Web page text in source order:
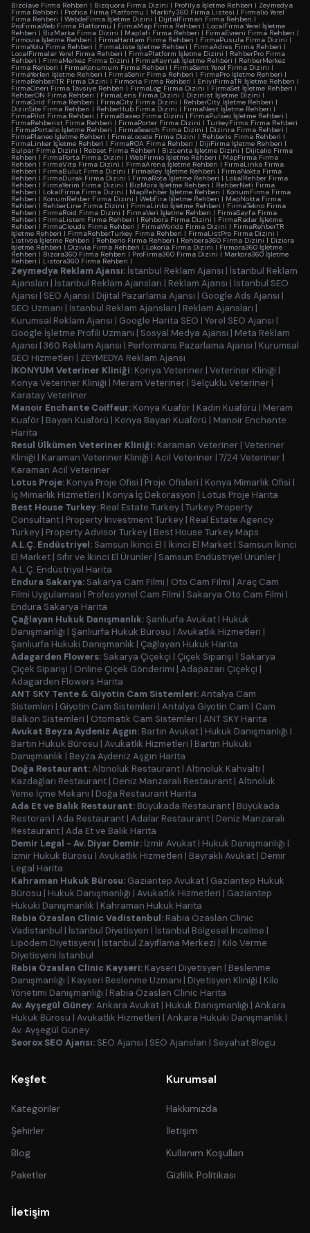
Bizclave Firma Rehberi | Bizquora Firma Dizini | Profilya İşletme Rehberi | Zeymedya
Firma Rehberi | Profica Firma Platformu | Markify360 Firma Listesi | Firmalio Yerel
Firma Rehberi | WebdeFirma İşletme Dizini | DijitalFirman Firma Rehberi |
ProFirmaWeb Firma Platformu | FirmaMap Firma Rehberi | LocalFirma Yerel İşletme
Rehberi | BizMarka Firma Dizini | Maplafi Firma Rehberi | FirmaEvreni Firma Rehberi |
Firmovia İşletme Rehberi | FirmaHaritam Firma Rehberi | FirmaPusula Firma Dizini |
FirmaYolu Firma Rehberi | FirmaListe İşletme Rehberi | FirmaAdres Firma Rehberi |
LocalFirmalar Yerel Firma Rehberi | FirmaPlatform İşletme Dizini | RehberPro Firma
Rehberi | FirmaMerkez Firma Dizini | FirmaKaynak İşletme Rehberi | RehberMerkez
Firma Rehberi | FirmaKonumum Firma Rehberi | FirmaSemt Yerel Firma Dizini |
FirmaYerleri İşletme Rehberi | FirmaSehir Firma Rehberi | FirmaPro İşletme Rehberi |
FirmaRehberiTR Firma Dizini | Firmoria Firma Rehberi | EniyiFirmaTR İşletme Rehberi |
FirmaOneri Firma Tavsiye Rehberi | FirmaLog Firma Dizini |FirmaSet İşletme Rehberi |
RehberON Firma Rehberi | FirmaLens Firma Dizini | Dizinist İşletme Dizini |
FirmaGrid Firma Rehberi | FirmaCity Firma Dizini | RehberCity İşletme Rehberi |
DizinSite Firma Rehberi | RehberHub Firma Dizini | FirmaNest İşletme Rehberi |
FirmaPilot Firma Rehberi | FirmaBaseo Firma Dizini | FirmaPulseo İşletme Rehberi |
FirmaRehberist Firma Rehberi | FirmaPorter Firma Dizini | TurkeyFirms Firma Rehberi
| FirmaPortalio İşletme Rehberi | FirmaSearch Firma Dizini | Dizinra Firma Rehberi |
FirmaPlaneo İşletme Rehberi | FirmaLocate Firma Dizini | Rehberis Firma Rehberi |
FirmaLinker İşletme Rehberi | FirmaROA Firma Rehberi | DijiFirma İşletme Rehberi |
Bulpar Firma Dizini | Rebset Firma Rehberi | BizLenta İşletme Dizini | Dijitalio Firma
Rehberi | FirmaPorta Firma Dizini | WebFirmio İşletme Rehberi | MapFirma Firma
Rehberi | FirmaVita Firma Dizini | FirmaArena İşletme Rehberi | FirmaLinka Firma
Rehberi | FirmaBulut Firma Dizini | FirmaKey İşletme Rehberi | FirmaNokta Firma
Rehberi | FirmaDurak Firma Dizini | FirmaRota İşletme Rehberi | LokalRehber Firma
Rehberi | FirmaYerim Firma Dizini | BizMora İşletme Rehberi | RehberNeti Firma
Rehberi | LokalFirma Firma Dizini | MapRehber İşletme Rehberi | KonumFirma Firma
Rehberi | KonumRehber Firma Dizini | WebFira İşletme Rehberi | MapNokta Firma
Rehberi | RehberLine Firma Dizini | FirmaLinko İşletme Rehberi | FirmaTekno Firma
Rehberi | FirmaRoid Firma Dizini | FirmaVeri İşletme Rehberi | FirmaSayfa Firma
Rehberi | FirmaListem Firma Rehberi | Rehbora Firma Dizini | FirmaRadar İşletme
Rehberi | FirmaClouds Firma Rehberi | FirmaWorlds Firma Dizini | FirmaRehberTR
İşletme Rehberi | FirmaRehberTurkey Firma Rehberi | FirmaListPro Firma Dizini |
Listivoa İşletme Rehberi | Rehberio Firma Rehberi | Rehbera360 Firma Dizini | Diziora
İşletme Rehberi | Dizivia Firma Rehberi | Lokoria Firma Dizini | Firmora360 İşletme
Rehberi | Bizora360 Firma Rehberi | ProFirma360 Firma Dizini | Markora360 İşletme
Rehberi | Listora360 Firma Rehberi |
Zeymedya Reklam Ajansı: İstanbul Reklam Ajansı | İstanbul Reklam
Ajansları | İstanbul Reklam Ajansları | Reklam Ajansı | İstanbul SEO
Ajansı | SEO Ajansı | Dijital Pazarlama Ajansı | Google Ads Ajansı |
SEO Uzmanı | İstanbul Reklam Ajansları | Reklam Ajansları |
Kurumsal Reklam Ajansı | Google Harita SEO | Yerel SEO Ajansı |
Google İşletme Profili Uzmanı | Sosyal Medya Ajansı | Meta Reklam
Ajansı | 360 Reklam Ajansı | Performans Pazarlama Ajansı | Kurumsal
SEO Hizmetleri | ZEYMEDYA Reklam Ajansı
İKONYUM Veteriner Kliniği: Konya Veteriner | Veteriner Kliniği |
Konya Veteriner Kliniği | Meram Veteriner | Selçuklu Veteriner |
Karatay Veteriner
Manoir Enchante Coiffeur: Konya Kuaför | Kadın Kuaförü | Meram
Kuaför | Bayan Kuaförü | Konya Bayan Kuaförü | Manoir Enchante
Harita
Resul Ülkümen Veteriner Kliniği: Karaman Veteriner | Veteriner
Kliniği | Karaman Veteriner Kliniği | Acil Veteriner | 7/24 Veteriner |
Karaman Acil Veteriner
Lotus Proje: Konya Proje Ofisi | Proje Ofisleri | Konya Mimarlık Ofisi |
İç Mimarlık Hizmetleri | Konya İç Dekorasyon | Lotus Proje Harita
Best House Turkey: Real Estate Turkey | Turkey Property
Consultant | Property Investment Turkey | Real Estate Agency
Turkey | Property Advisor Turkey | Best House Turkey Maps
A.L.Ç. Endüstriyel: Samsun İkinci El | İkinci El Market | Samsun İkinci
El Market | Sıfır ve İkinci El Ürünler | Samsun Endüstriyel Ürünler |
A.L.Ç. Endüstriyel Harita
Endura Sakarya: Sakarya Cam Filmi | Oto Cam Filmi | Araç Cam
Filmi Uygulaması | Profesyonel Cam Filmi | Sakarya Oto Cam Filmi |
Endura Sakarya Harita
Çağlayan Hukuk Danışmanlık:Şanlıurfa Avukat | Hukuk
Danışmanlığı | Şanlıurfa Hukuk Bürosu | Avukatlık Hizmetleri |
Şanlıurfa Hukuki Danışmanlık | Çağlayan Hukuk Harita
Adagarden Flowers: Sakarya Çiçekçi | Çiçek Siparişi | Sakarya
Çiçek Siparişi | Online Çiçek Gönderimi | Adapazarı Çiçekçi |
Adagarden Flowers Harita
ANT SKY Tente & Giyotin Cam Sistemleri:Antalya Cam
Sistemleri | Giyotin Cam Sistemleri | Antalya Giyotin Cam | Cam
Balkon Sistemleri | Otomatik Cam Sistemleri | ANT SKY Harita
Avukat Beyza Aydeniz Aşgın: Bartın Avukat | Hukuk Danışmanlığı |
Bartın Hukuk Bürosu | Avukatlık Hizmetleri | Bartın Hukuki
Danışmanlık | Beyza Aydeniz Aşgın Harita
Doğa Restaurant:Altınoluk Restaurant | Altınoluk Kahvaltı |
Kazdağları Restaurant | Deniz Manzaralı Restaurant | Altınoluk
Yeme İçme Mekanı | Doğa Restaurant Harita
Ada Et ve Balık Restaurant: Büyükada Restaurant | Büyükada
Restoran | Ada Restaurant | Adalar Restaurant | Deniz Manzaralı
Restaurant | Ada Et ve Balık Harita
Demir Legal - Av. Diyar Demir: İzmir Avukat | Hukuk Danışmanlığı |
İzmir Hukuk Bürosu | Avukatlık Hizmetleri | Bayraklı Avukat | Demir
Legal Harita
Kahraman Hukuk Bürosu: Gaziantep Avukat | Gaziantep Hukuk
Bürosu | Hukuk Danışmanlığı | Avukatlık Hizmetleri | Gaziantep
Hukuki Danışmanlık | Kahraman Hukuk Harita
Rabia Özaslan Clinic Vadistanbul: Rabia Özaslan Clinic
Vadistanbul | İstanbul Diyetisyen | İstanbul Bölgesel İncelme |
Lipödem Diyetisyeni | İstanbul Zayıflama Merkezi | Kilo Verme
Diyetisyeni İstanbul
Rabia Özaslan Clinic Kayseri: Kayseri Diyetisyen | Beslenme
Danışmanlığı | Kayseri Beslenme Uzmanı | Diyetisyen Kliniği | Kilo
Yönetimi Danışmanlığı | Rabia Özaslan Clinic Harita
Av. Ayşegül Güney:Ankara Avukat | Hukuk Danışmanlığı | Ankara
Hukuk Bürosu | Avukatlık Hizmetleri | Ankara Hukuki Danışmanlık |
Av. Ayşegül Güney
Seorox SEO Ajansı: SEO Ajansı | SEO Ajansları | Seyahat Blogu
Keşfet
Kategoriler
Şehirler
Blog
Paketler
Kurumsal
Hakkımızda
İletişim
Kullanım Koşulları
Gizlilik Politikası
İletişim